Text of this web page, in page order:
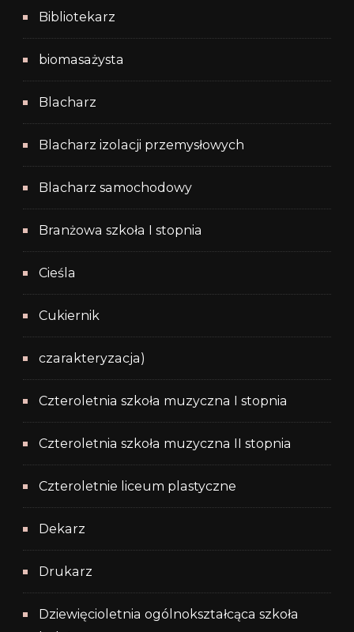
Bibliotekarz
biomasażysta
Blacharz
Blacharz izolacji przemysłowych
Blacharz samochodowy
Branżowa szkoła I stopnia
Cieśla
Cukiernik
czarakteryzacja)
Czteroletnia szkoła muzyczna I stopnia
Czteroletnia szkoła muzyczna II stopnia
Czteroletnie liceum plastyczne
Dekarz
Drukarz
Dziewięcioletnia ogólnokształcąca szkoła